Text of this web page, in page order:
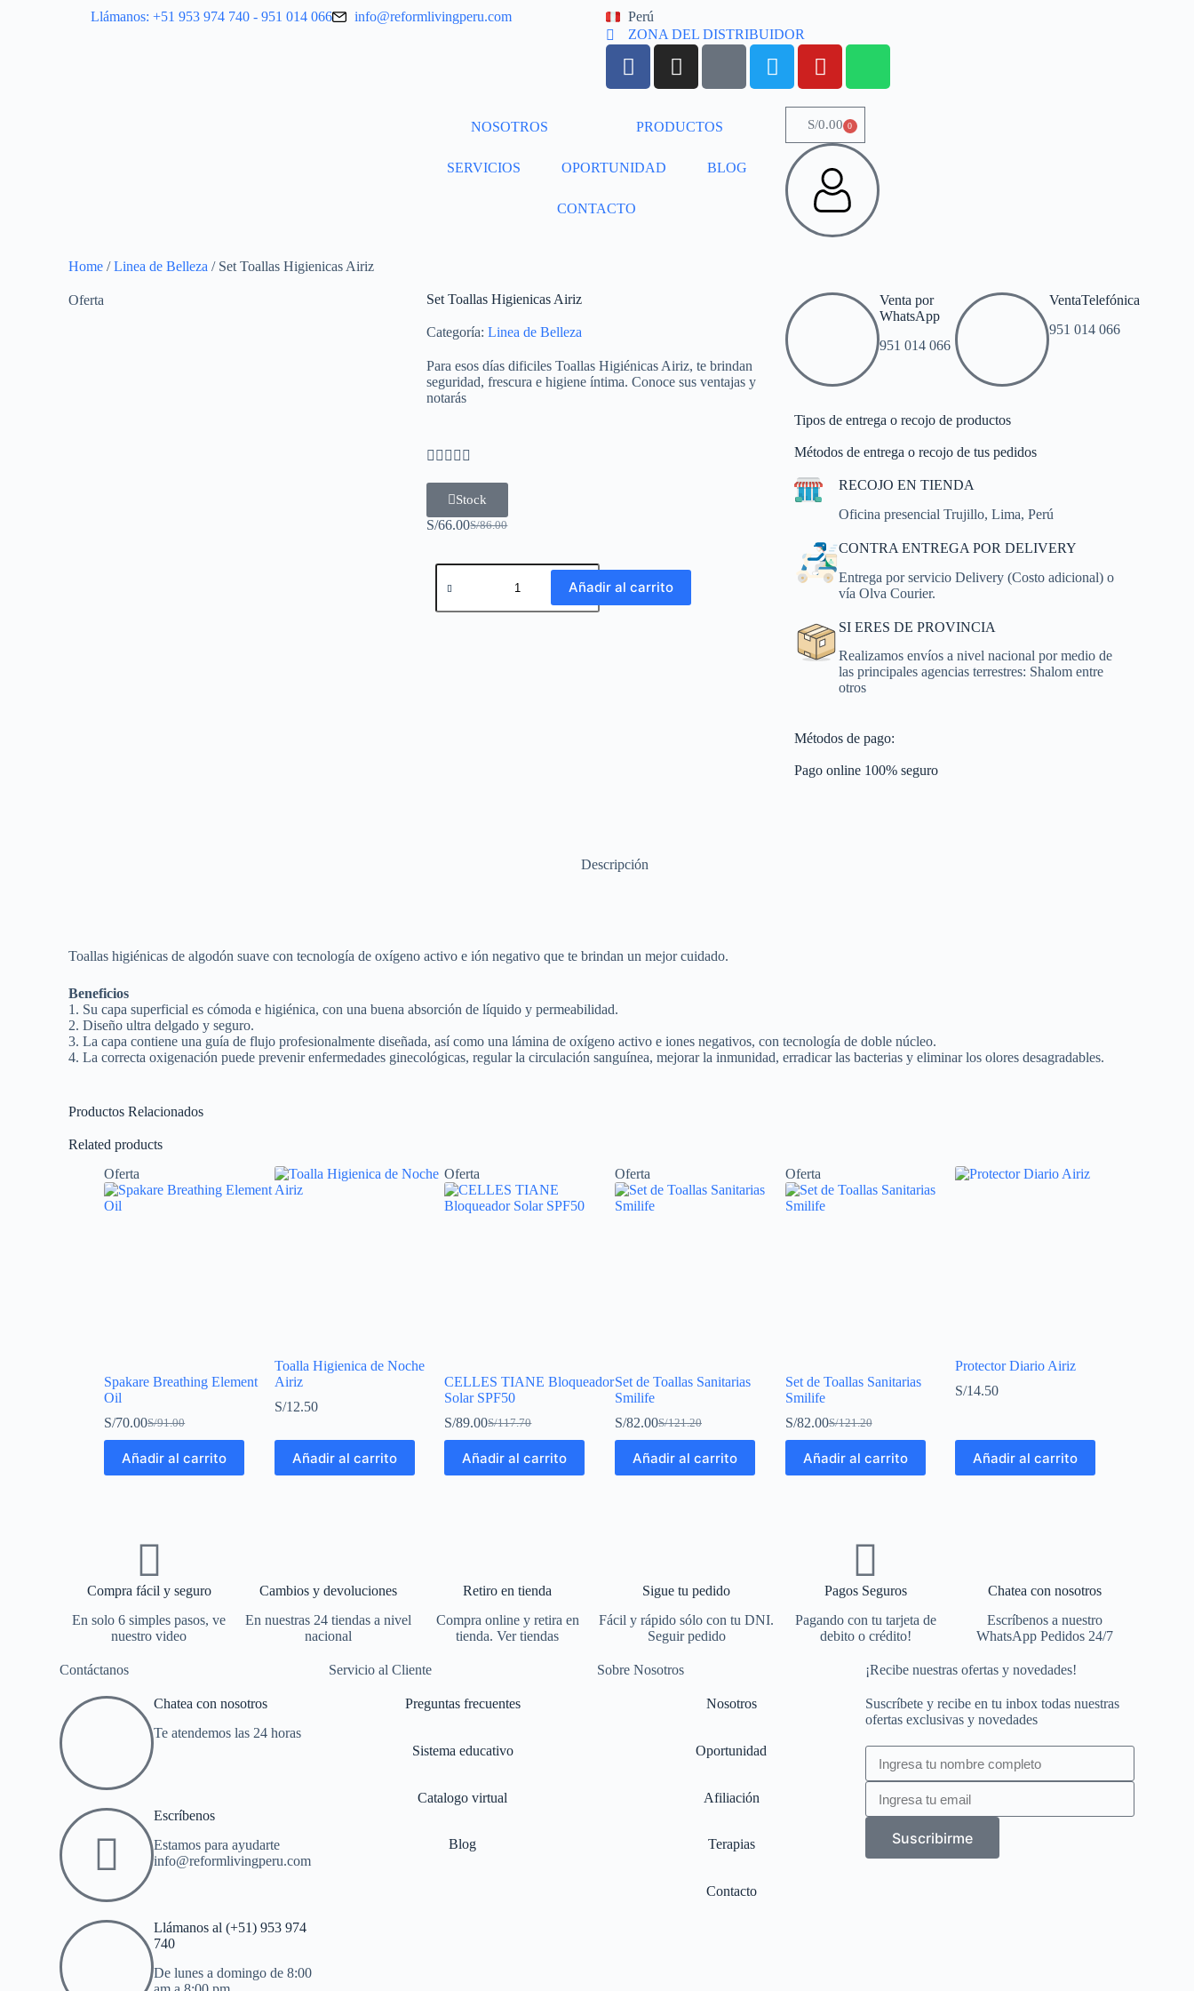
Llámanos: +51 953 974 740 - 951 014 066 info@reformlivingperu.com
Perú
ZONA DEL DISTRIBUIDOR
NOSOTROS PRODUCTOS
SERVICIOS OPORTUNIDAD BLOG
CONTACTO
S/0.00 0
Home /Linea de Belleza / Set Toallas Higienicas Airiz
Oferta Set Toallas Higienicas Airiz
Categoría: Linea de Belleza
Para esos días dificiles Toallas Higiénicas Airiz, te brindan
seguridad, frescura e higiene íntima. Conoce sus ventajas y
notarás
    
Stock
S/86.00
S/66.00
Añadir al carrito
Venta por
WhatsApp
951 014 066
VentaTelefónica
951 014 066
Tipos de entrega o recojo de productos
Métodos de entrega o recojo de tus pedidos
RECOJO EN TIENDA
Oficina presencial Trujillo, Lima, Perú
CONTRA ENTREGA POR DELIVERY
Entrega por servicio Delivery (Costo adicional) o
vía Olva Courier.
SI ERES DE PROVINCIA
Realizamos envíos a nivel nacional por medio de
las principales agencias terrestres: Shalom entre
otros
Métodos de pago:
Pago online 100% seguro
Descripción
Toallas higiénicas de algodón suave con tecnología de oxígeno activo e ión negativo que te brindan un mejor cuidado.
Beneficios
1. Su capa superficial es cómoda e higiénica, con una buena absorción de líquido y permeabilidad.
2. Diseño ultra delgado y seguro.
3. La capa contiene una guía de flujo profesionalmente diseñada, así como una lámina de oxígeno activo e iones negativos, con tecnología de doble núcleo.
4. La correcta oxigenación puede prevenir enfermedades ginecológicas, regular la circulación sanguínea, mejorar la inmunidad, erradicar las bacterias y eliminar los olores desagradables.
Productos Relacionados
Related products
Oferta
Spakare Breathing Element
Oil
S/91.00
S/70.00
Añadir al carrito
Toalla Higienica de Noche
Airiz
S/12.50
Añadir al carrito
Oferta
CELLES TIANE Bloqueador
Solar SPF50
S/117.70
S/89.00
Añadir al carrito
Oferta
Set de Toallas Sanitarias
Smilife
S/121.20
S/82.00
Añadir al carrito
Oferta
Set de Toallas Sanitarias
Smilife
S/121.20
S/82.00
Añadir al carrito
Protector Diario Airiz
S/14.50
Añadir al carrito
Compra fácil y seguro
En solo 6 simples pasos, ve
nuestro video
Cambios y devoluciones
En nuestras 24 tiendas a nivel
nacional
Retiro en tienda
Compra online y retira en
tienda. Ver tiendas
Sigue tu pedido
Fácil y rápido sólo con tu DNI.
Seguir pedido
Pagos Seguros
Pagando con tu tarjeta de
debito o crédito!
Chatea con nosotros
Escríbenos a nuestro
WhatsApp Pedidos 24/7
Contáctanos
Chatea con nosotros
Te atendemos las 24 horas
Escríbenos
Estamos para ayudarte
info@reformlivingperu.com
Llámanos al (+51) 953 974
740
De lunes a domingo de 8:00
Servicio al Cliente
Preguntas frecuentes
Sistema educativo
Catalogo virtual
Blog
Sobre Nosotros
Nosotros
Oportunidad
Afiliación
Terapias
Contacto
¡Recibe nuestras ofertas y novedades!
Suscríbete y recibe en tu inbox todas nuestras
ofertas exclusivas y novedades
Suscribirme